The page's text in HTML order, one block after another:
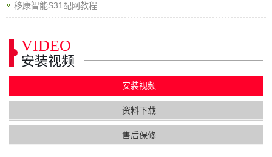
移康智能S31配网教程
VIDEO
安装视频
安装视频
资料下载
售后保修